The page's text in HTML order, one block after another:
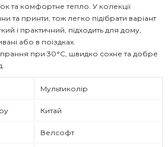
Мультиколір
Китай
Велсофт
та комфортне тепло. У колекції
та принти, тож легко підібрати варіант
і практичний, підходить для дому,
або в поїздках.
при 30°C, швидко сохне та добре